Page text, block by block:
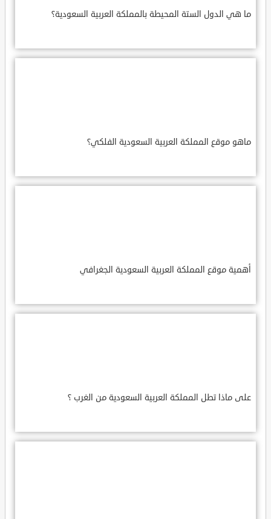
ما هي الدول الستة المحيطة بالمملكة العربية السعودية؟
ماهو موقع المملكة العربية السعودية الفلكي؟
أهمية موقع المملكة العربية السعودية الجغرافي
على ماذا تطل المملكة العربية السعودية من الغرب ؟